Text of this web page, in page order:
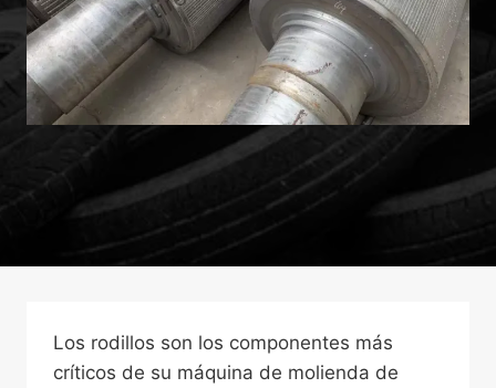
Los rodillos son los componentes más
críticos de su máquina de molienda de